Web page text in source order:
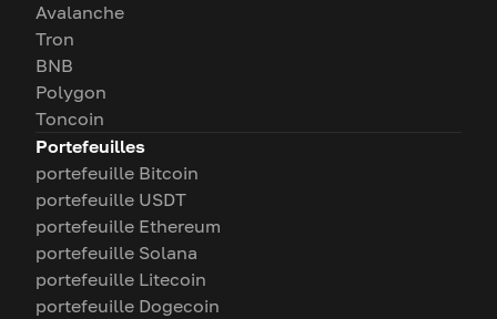
Avalanche
Tron
BNB
Polygon
Toncoin
Portefeuilles
portefeuille Bitcoin
portefeuille USDT
portefeuille Ethereum
portefeuille Solana
portefeuille Litecoin
portefeuille Dogecoin